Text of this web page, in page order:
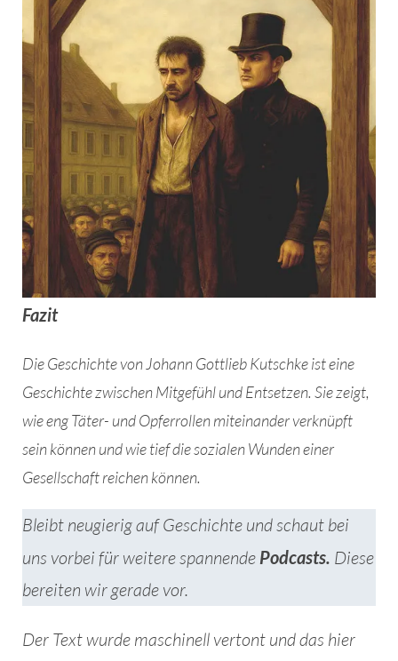
Fazit
Die Geschichte von Johann Gottlieb Kutschke ist eine
Geschichte zwischen Mitgefühl und Entsetzen. Sie zeigt,
wie eng Täter- und Opferrollen miteinander verknüpft
sein können und wie tief die sozialen Wunden einer
Gesellschaft reichen können.
Bleibt neugierig auf Geschichte und schaut bei
uns vorbei für weitere spannende Podcasts. Diese
bereiten wir gerade vor.
Der Text wurde maschinell vertont und das hier